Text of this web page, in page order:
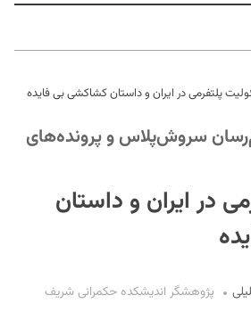
پلتفرمی در ایران و داستان کشاکشی بی فایده
سروش‌پلاس و پرونده‌های
در ایران و داستان
پژوهشگر اندیشکده حکمرانی شریف